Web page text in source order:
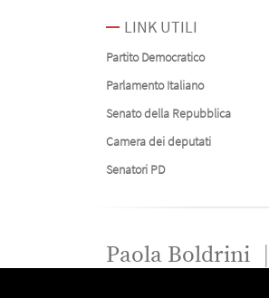
LINK UTILI
Partito Democratico
Parlamento Italiano
Senato della Repubblica
Camera dei deputati
Senatori PD
Paola Boldrini